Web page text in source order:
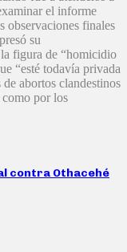
el informe
observaciones finales
su
figura de “homicidio
“esté todavía privada
abortos clandestinos
como por los
contra Othacehé